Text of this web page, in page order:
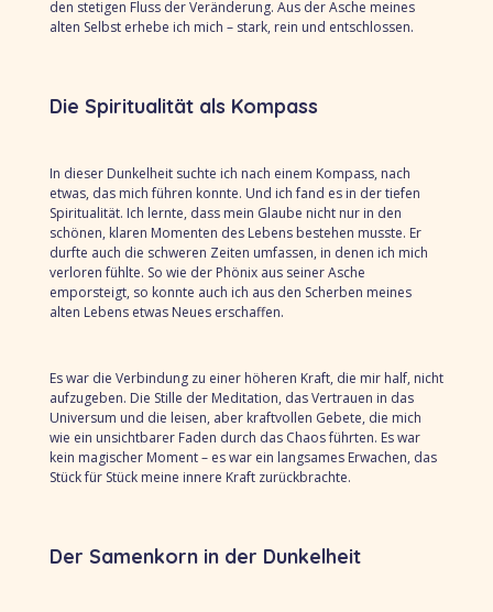
den stetigen Fluss der Veränderung. Aus der Asche meines
alten Selbst erhebe ich mich – stark, rein und entschlossen.
Die Spiritualität als Kompass
In dieser Dunkelheit suchte ich nach einem Kompass, nach
etwas, das mich führen konnte. Und ich fand es in der tiefen
Spiritualität. Ich lernte, dass mein Glaube nicht nur in den
schönen, klaren Momenten des Lebens bestehen musste. Er
durfte auch die schweren Zeiten umfassen, in denen ich mich
verloren fühlte. So wie der Phönix aus seiner Asche
emporsteigt, so konnte auch ich aus den Scherben meines
alten Lebens etwas Neues erschaffen.
Es war die Verbindung zu einer höheren Kraft, die mir half, nicht
aufzugeben. Die Stille der Meditation, das Vertrauen in das
Universum und die leisen, aber kraftvollen Gebete, die mich
wie ein unsichtbarer Faden durch das Chaos führten. Es war
kein magischer Moment – es war ein langsames Erwachen, das
Stück für Stück meine innere Kraft zurückbrachte.
Der Samenkorn in der Dunkelheit